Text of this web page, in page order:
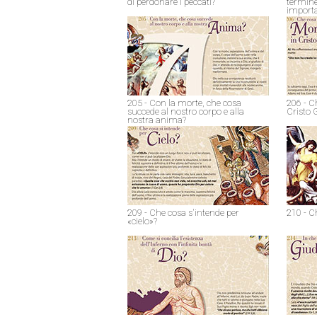
205 - Con la morte, che cosa
succede al nostro corpo e alla
nostra anima?
206 -
Cristo
209 - Che cosa s'intende per
«cielo»?
210 -